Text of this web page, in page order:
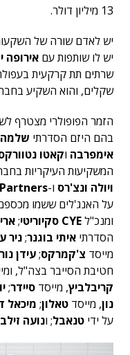
13 מיליון דולר.
יש לאדם שורה של
יש לו שותפות עם אירופה
שרתים תת קרקעית
שקלים, והוא השקיע
הזמר הפופולרי מצטרף
בהם היזם הסדרתי
אימפרבה וקאטו
המשקיעות העיקריות
ויולה ונצ'רס ו-
על האנג'לים ששמו מכספם
ומנכ"לCYE סקיוריטי ;
הסדרתי איתי בוגנר;ניר
מייסד צ'קמרקס;עידן
חטיבת הסייבר בצה"ל,
קריבלביץ, מייסד סיידר;
נון, מייסד טאלון; מיכאל
על ידי טנאבל; ונועה